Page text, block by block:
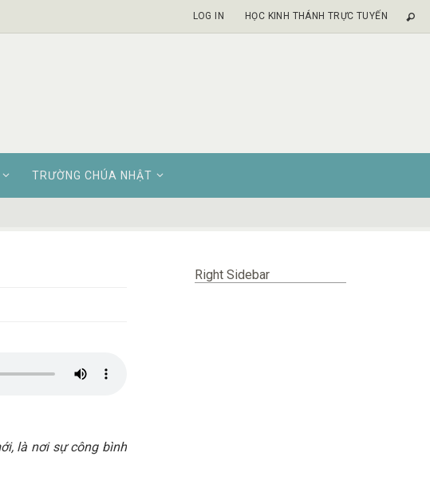
LOG IN HỌC KINH THÁNH TRỰC TUYẾN
TRƯỜNG CHÚA NHẬT
là nơi sự công bình
Right Sidebar